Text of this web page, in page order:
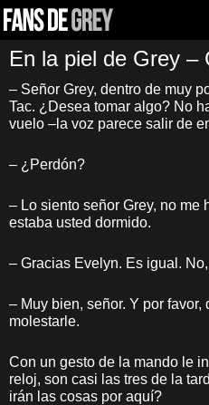
En la piel de Grey –
– Señor Grey, dentro de muy
Tac. ¿Desea tomar algo? No
vuelo –la voz parece salir de
– ¿Perdón?
– Lo siento señor Grey, no me
estaba usted dormido.
– Gracias Evelyn. Es igual.
– Muy bien, señor. Y por
molestarle.
Con un gesto de la mando le
reloj, son casi las tres de la
irán las cosas por aquí?